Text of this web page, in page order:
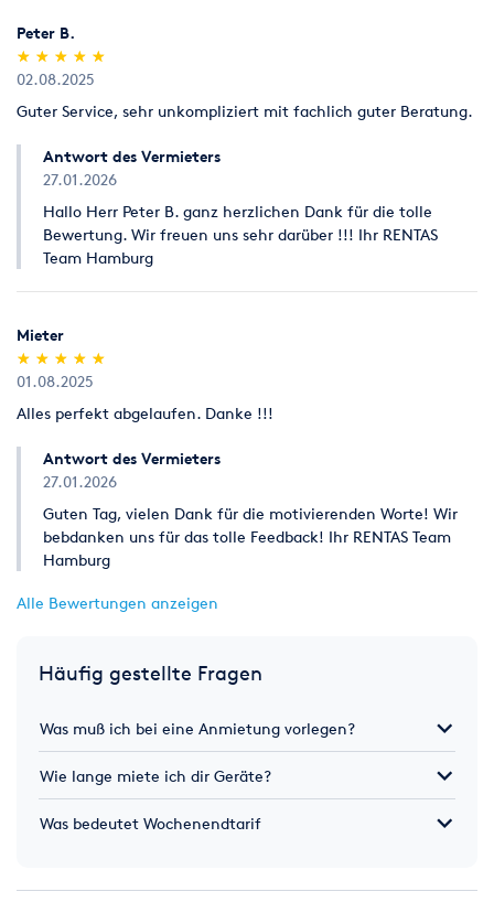
Peter B.
(*)
★
★
(*) ★
★
(*) ★
★
(*) ★
★
(*) ★
★
02.08.2025
Guter Service, sehr unkompliziert mit fachlich guter Beratung.
Antwort des Vermieters
27.01.2026
Hallo Herr Peter B. ganz herzlichen Dank für die tolle
Bewertung. Wir freuen uns sehr darüber !!! Ihr RENTAS
Team Hamburg
Mieter
(*)
★
★
(*) ★
★
(*) ★
★
(*) ★
★
(*) ★
★
01.08.2025
Alles perfekt abgelaufen. Danke !!!
Antwort des Vermieters
27.01.2026
Guten Tag, vielen Dank für die motivierenden Worte! Wir
bebdanken uns für das tolle Feedback! Ihr RENTAS Team
Hamburg
Alle Bewertungen anzeigen
Häufig gestellte Fragen
Was muß ich bei eine Anmietung vorlegen?
Wie lange miete ich dir Geräte?
Was bedeutet Wochenendtarif